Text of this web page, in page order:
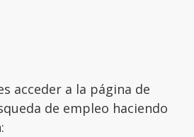
acceder a la página de
de empleo haciendo